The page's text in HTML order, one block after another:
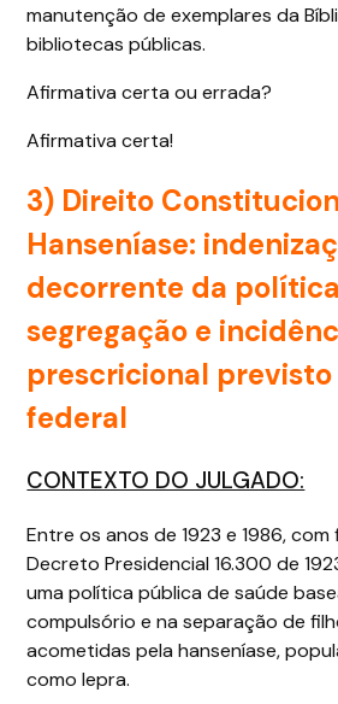
manutenção de exemplares da
bibliotecas públicas.
Afirmativa certa ou errada?
Afirmativa certa!
3) Direito
Hanseníase:
decorrente da
segregação e
prescricional
federal
CONTEXTO DO JULGADO:
Entre os anos de 1923 e 1986,
Decreto Presidencial 16.300 de
uma política pública de saúde
compulsório e na separação de
acometidas pela hanseníase,
como lepra.